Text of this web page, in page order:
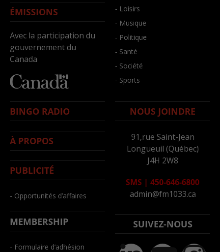
ÉMISSIONS
Avec la participation du
gouvernement du
Canada
- Loisirs
- Musique
- Politique
- Santé
- Société
- Sports
BINGO RADIO
À PROPOS
PUBLICITÉ
- Opportunités d’affaires
MEMBERSHIP
- Formulaire d’adhésion
NOUS JOINDRE
91,rue Saint-Jean
Longueuil (Québec)
J4H 2W8
SMS | 450-646-6800
admin@fm1033.ca
SUIVEZ-NOUS